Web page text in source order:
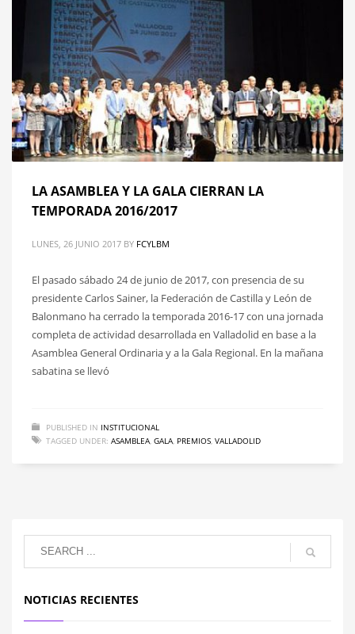
LA ASAMBLEA Y LA GALA CIERRAN LA
TEMPORADA 2016/2017
LUNES, 26 JUNIO 2017 BY FCYLBM
El pasado sábado 24 de junio de 2017, con presencia de su
presidente Carlos Sainer, la Federación de Castilla y León de
Balonmano ha cerrado la temporada 2016-17 con una jornada
completa de actividad desarrollada en Valladolid en base a la
Asamblea General Ordinaria y a la Gala Regional. En la mañana
sabatina se llevó
PUBLISHED IN INSTITUCIONAL
TAGGED UNDER: ASAMBLEA GALA PREMIOS VALLADOLID
NOTICIAS RECIENTES